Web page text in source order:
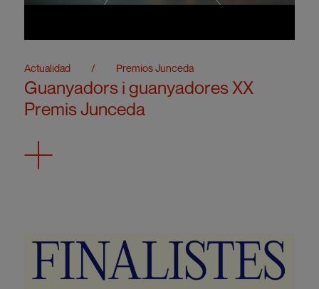
Actualidad / Premios Junceda
Guanyadors i guanyadores XX
Premis Junceda